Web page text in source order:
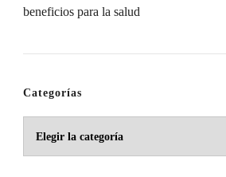
beneficios para la salud
Categorías
Categorías